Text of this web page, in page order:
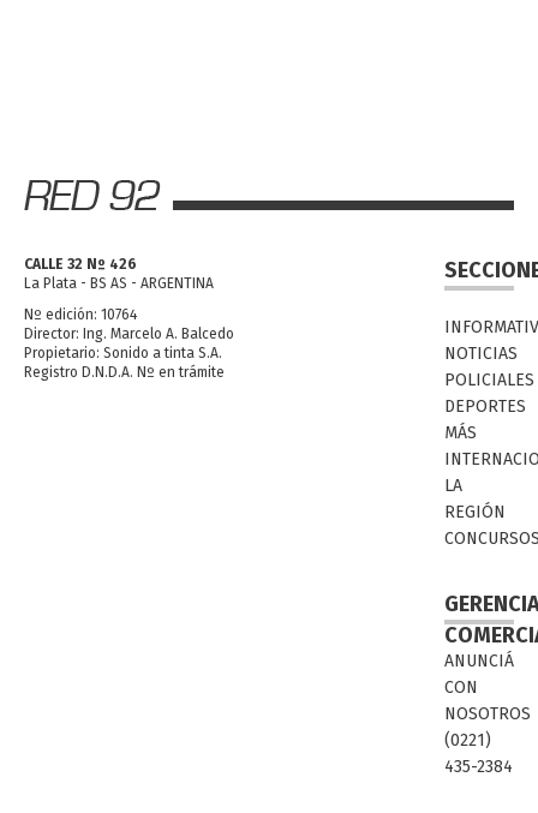
CALLE 32 Nº 426
La Plata - BS AS - ARGENTINA
Nº edición: 10764
Director: Ing. Marcelo A. Balcedo
Propietario: Sonido a tinta S.A.
Registro D.N.D.A. Nº en trámite
NOTICIAS
POLICIALES
DEPORTES
MÁS
LA
REGIÓN
ANUNCIÁ
CON
NOSOTROS
(0221)
435-2384